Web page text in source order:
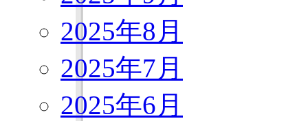
2025年8月
2025年7月
2025年6月